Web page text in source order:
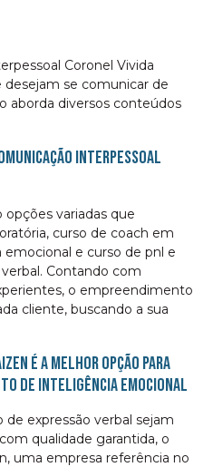
Coronel Vivida
desejam se comunicar de
aborda diversos conteúdos
interpessoal
opções variadas que
curso de coach em
e curso de pnl e
Contando com
o empreendimento
cliente, buscando a sua
é a melhor opção para
de Inteligência Emocional
de expressão verbal sejam
qualidade garantida, o
uma empresa referência no